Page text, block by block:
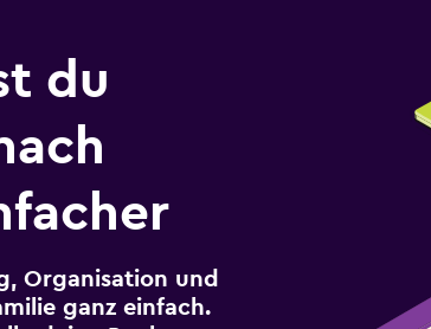
du
Organisation und
ganz einfach.